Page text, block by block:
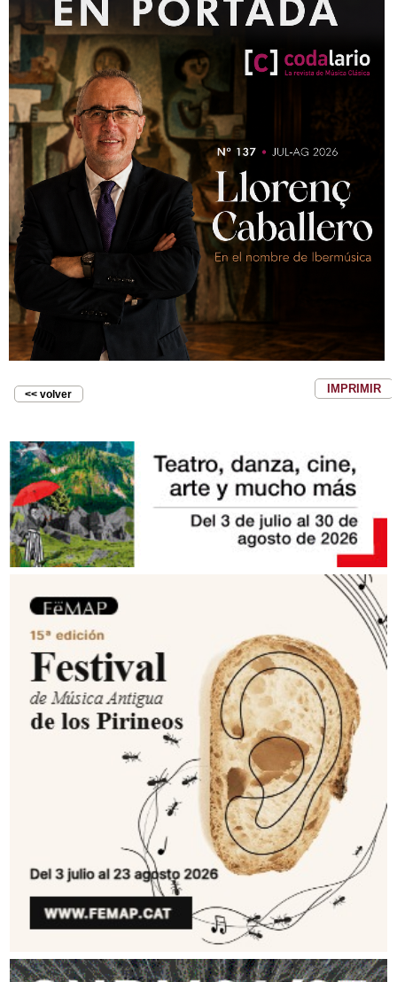
<< volver IMPRIMIR